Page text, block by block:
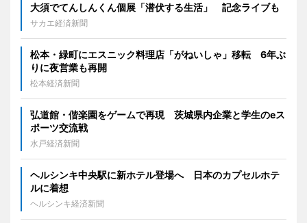
大須でてんしんくん個展「潜伏する生活」 記念ライブも
サカエ経済新聞
松本・緑町にエスニック料理店「がねいしゃ」移転 6年ぶ
りに夜営業も再開
松本経済新聞
弘道館・偕楽園をゲームで再現 茨城県内企業と学生のeス
ポーツ交流戦
水戸経済新聞
ヘルシンキ中央駅に新ホテル登場へ 日本のカプセルホテ
ルに着想
ヘルシンキ経済新聞